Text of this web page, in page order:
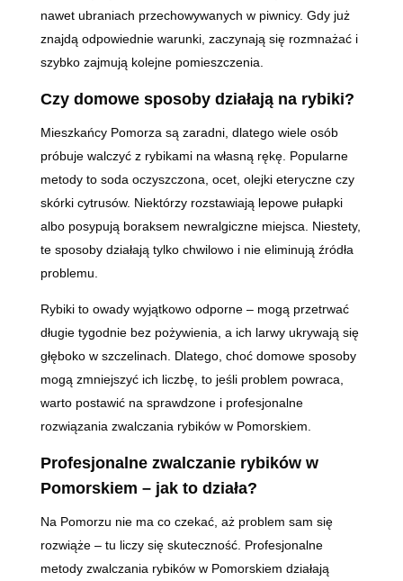
nawet ubraniach przechowywanych w piwnicy. Gdy już
znajdą odpowiednie warunki, zaczynają się rozmnażać i
szybko zajmują kolejne pomieszczenia.
Czy domowe sposoby działają na rybiki?
Mieszkańcy Pomorza są zaradni, dlatego wiele osób
próbuje walczyć z rybikami na własną rękę. Popularne
metody to soda oczyszczona, ocet, olejki eteryczne czy
skórki cytrusów. Niektórzy rozstawiają lepowe pułapki
albo posypują boraksem newralgiczne miejsca. Niestety,
te sposoby działają tylko chwilowo i nie eliminują źródła
problemu.
Rybiki to owady wyjątkowo odporne – mogą przetrwać
długie tygodnie bez pożywienia, a ich larwy ukrywają się
głęboko w szczelinach. Dlatego, choć domowe sposoby
mogą zmniejszyć ich liczbę, to jeśli problem powraca,
warto postawić na sprawdzone i profesjonalne
rozwiązania zwalczania rybików w Pomorskiem.
Profesjonalne zwalczanie rybików w
Pomorskiem – jak to działa?
Na Pomorzu nie ma co czekać, aż problem sam się
rozwiąże – tu liczy się skuteczność. Profesjonalne
metody zwalczania rybików w Pomorskiem działają